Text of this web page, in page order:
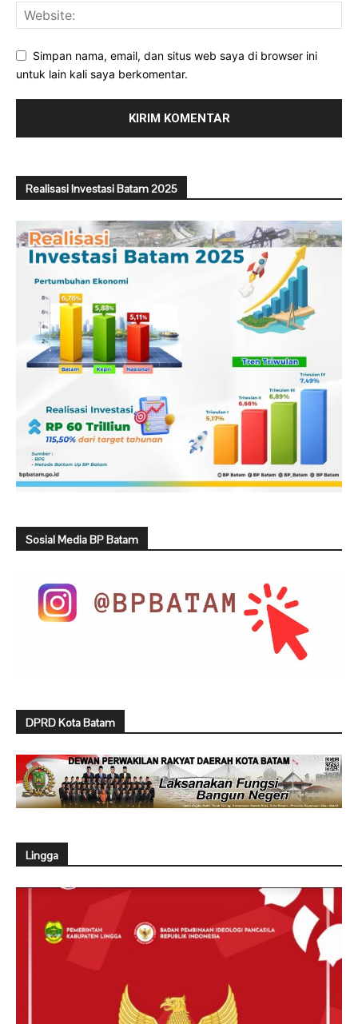
Simpan nama, email, dan situs web saya di browser ini
untuk lain kali saya berkomentar.
Realisasi Investasi Batam 2025
Sosial Media BP Batam
DPRD Kota Batam
Lingga